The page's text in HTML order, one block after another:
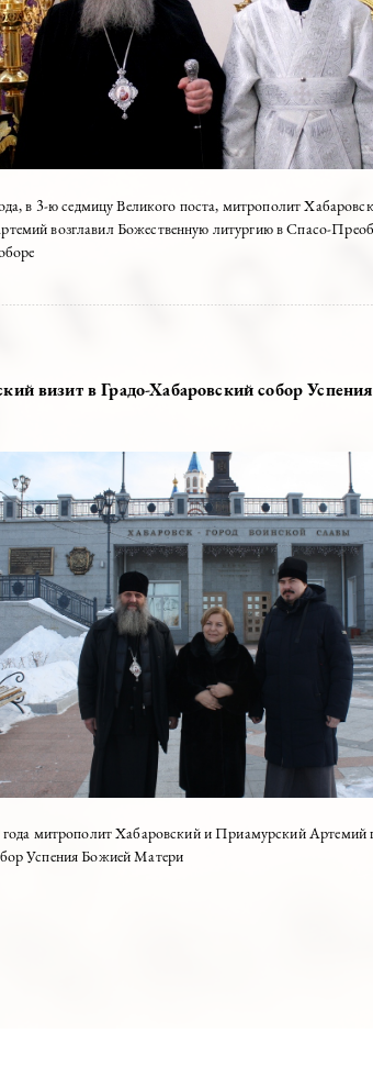
над пономарем Успенского собора
15 марта 2020 года, в 3-ю седмицу Великого
Приамурский Артемий возглавил Божественную
кафедральном соборе
13.10.2020
Архипастырский визит в Градо-
Матери